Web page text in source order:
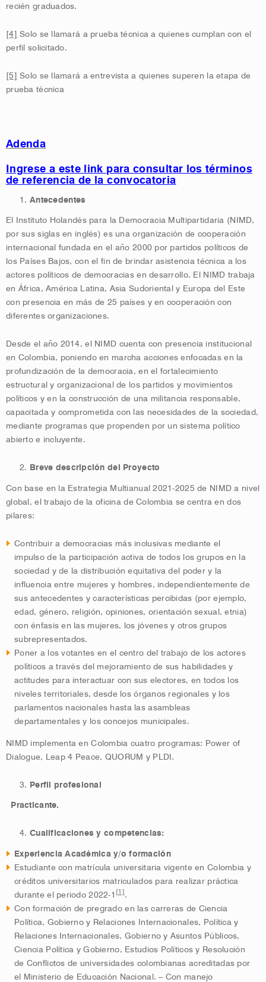
recién graduados.
[4]
Solo se llamará a prueba técnica a quienes cumplan con el
perfil solicitado.
[5]
Solo se llamará a entrevista a quienes superen la etapa de
prueba técnica
Adenda
Ingrese a este link para consultar los términos
de referencia de la convocatoria
Antecedentes
El Instituto Holandés para la Democracia Multipartidaria (NIMD,
por sus siglas en inglés) es una organización de cooperación
internacional fundada en el año 2000 por partidos políticos de
los Países Bajos, con el fin de brindar asistencia técnica a los
actores políticos de democracias en desarrollo. El NIMD trabaja
en África, América Latina, Asia Sudoriental y Europa del Este
con presencia en más de 25 países y en cooperación con
diferentes organizaciones.
Desde el año 2014, el NIMD cuenta con presencia institucional
en Colombia, poniendo en marcha acciones enfocadas en la
profundización de la democracia, en el fortalecimiento
estructural y organizacional de los partidos y movimientos
políticos y en la construcción de una militancia responsable,
capacitada y comprometida con las necesidades de la sociedad,
mediante programas que propenden por un sistema político
abierto e incluyente.
Breve descripción del Proyecto
Con base en la Estrategia Multianual 2021-2025 de NIMD a nivel
global, el trabajo de la oficina de Colombia se centra en dos
pilares:
Contribuir a democracias más inclusivas mediante el
impulso de la participación activa de todos los grupos en la
sociedad y de la distribución equitativa del poder y la
influencia entre mujeres y hombres, independientemente de
sus antecedentes y características percibidas (por ejemplo,
edad, género, religión, opiniones, orientación sexual, etnia)
con énfasis en las mujeres, los jóvenes y otros grupos
subrepresentados.
Poner a los votantes en el centro del trabajo de los actores
políticos a través del mejoramiento de sus habilidades y
actitudes para interactuar con sus electores, en todos los
niveles territoriales, desde los órganos regionales y los
parlamentos nacionales hasta las asambleas
departamentales y los concejos municipales.
NIMD implementa en Colombia cuatro programas: Power of
Dialogue, Leap 4 Peace, QUORUM y PLDI.
Perfil profesional
Practicante.
Cualificaciones y competencias:
Experiencia Académica y/o formación
Estudiante con matrícula universitaria vigente en Colombia y
créditos universitarios matriculados para realizar práctica
durante el periodo 2022-1
[1] .
Con formación de pregrado en las carreras de Ciencia
Política, Gobierno y Relaciones Internacionales, Política y
Relaciones Internacionales, Gobierno y Asuntos Públicos,
Ciencia Política y Gobierno, Estudios Políticos y Resolución
de Conflictos de universidades colombianas acreditadas por
el Ministerio de Educación Nacional. – Con manejo